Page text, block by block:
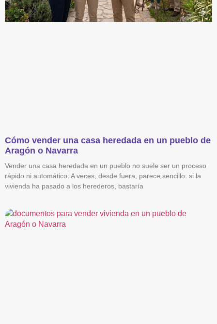
Cómo vender una casa heredada en un pueblo de
Aragón o Navarra
Vender una casa heredada en un pueblo no suele ser un proceso
rápido ni automático. A veces, desde fuera, parece sencillo: si la
vivienda ha pasado a los herederos, bastaría